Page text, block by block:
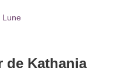
de Kathania